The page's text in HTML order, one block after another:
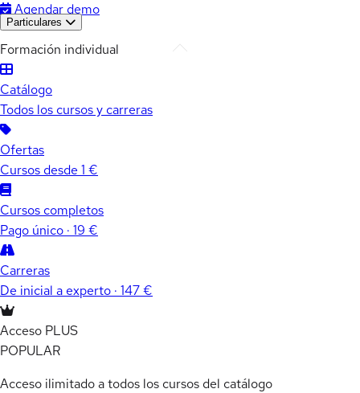
Agendar demo
Particulares
Formación individual
Catálogo
Todos los cursos y carreras
Ofertas
Cursos desde 1 €
Cursos completos
Pago único · 19 €
Carreras
De inicial a experto · 147 €
Acceso PLUS
POPULAR
Acceso ilimitado a todos los cursos del catálogo